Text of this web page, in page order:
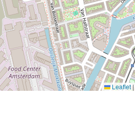
Leaflet |